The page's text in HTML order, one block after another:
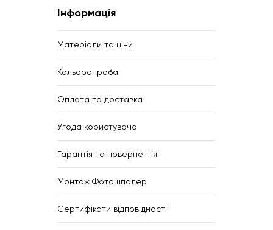
Інформація
Матеріали та ціни
Кольоропроба
Оплата та доставка
Угода користувача
Гарантія та повернення
Монтаж Фотошпалер
Сертифікати відповідності